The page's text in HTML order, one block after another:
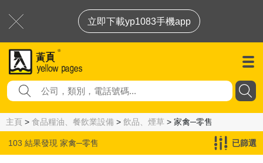
立即下載yp1083手機app
主頁 > 食品糧油、餐飲業設備 > 飲品、煙草 > 家禽─零售
103 結果發現 家禽─零售 已篩選